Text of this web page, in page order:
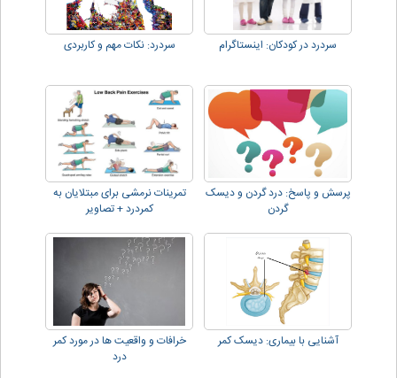
سردرد در کودکان: اینستاگرام سردرد: نکات مهم و کاربردی
پرسش و پاسخ: درد گردن و دیسک
گردن
تمرینات نرمشی برای مبتلایان به
کمردرد + تصاویر
آشنایی با بیماری: دیسک کمر
خرافات و واقعیت ها در مورد کمر
درد